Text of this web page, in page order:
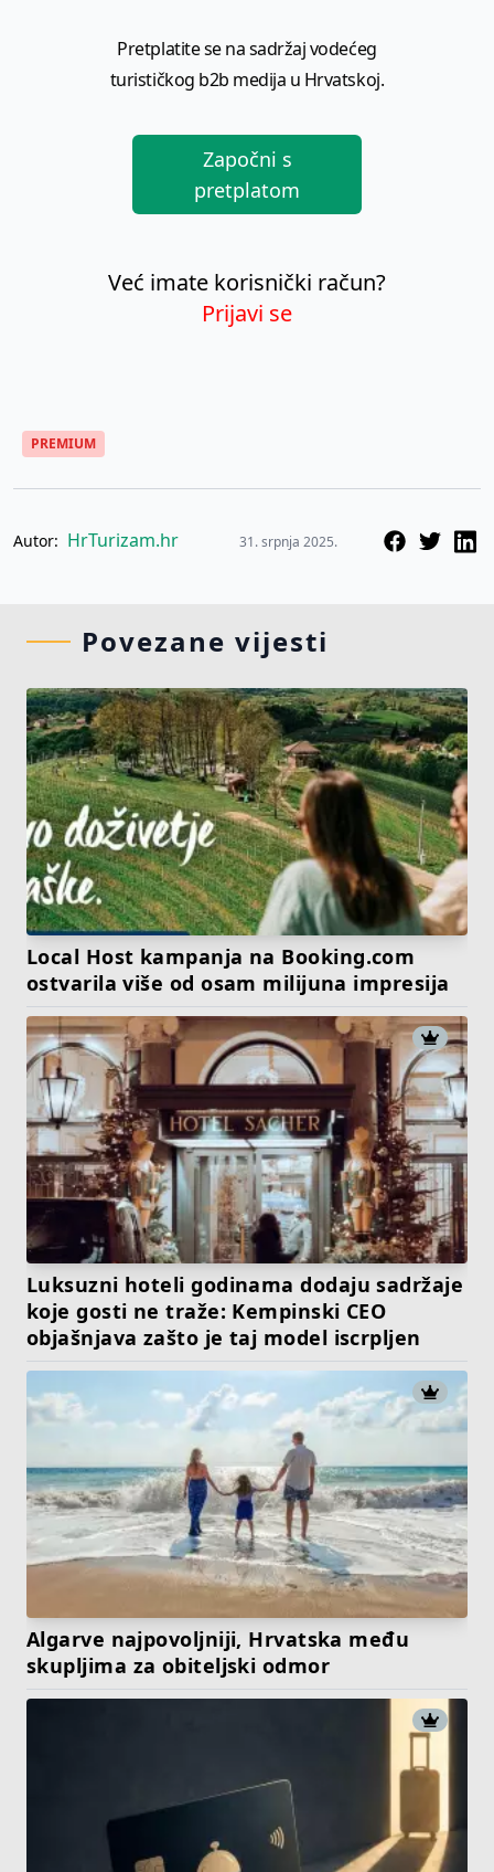
Pretplatite se na sadržaj vodećeg
turističkog b2b medija u Hrvatskoj.
Započni s
pretplatom
Već imate korisnički račun?
Prijavi se
PREMIUM
Autor: HrTurizam.hr 31. srpnja 2025.
Povezane vijesti
Local Host kampanja na Booking.com
ostvarila više od osam milijuna impresija
Luksuzni hoteli godinama dodaju sadržaje
koje gosti ne traže: Kempinski CEO
objašnjava zašto je taj model iscrpljen
Algarve najpovoljniji, Hrvatska među
skupljima za obiteljski odmor